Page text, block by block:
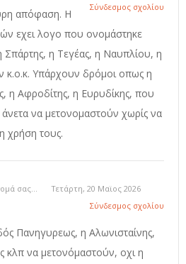
Σύνδεσμος σχολίου
απόφαση. Η
εχει λογο που ονομάστηκε
Σπάρτης, η Τεγέας, η Ναυπλίου, η
κ.ο.κ. Υπάρχουν δρόμοι οπως η
η Αφροδίτης, η Ευρυδίκης, που
να μετονομαστούν χωρίς να
χρήση τους.
σας...
Τετάρτη, 20 Μαϊος 2026
Σύνδεσμος σχολίου
Πανηγυρεως, η Αλωνισταίνης,
κλπ να μετονόμαστούν, οχι η